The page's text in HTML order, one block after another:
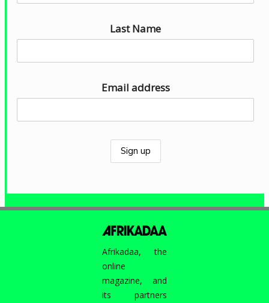
d
o
Last Name
Email address
Afrikadaa, the
online
magazine, and
its partners